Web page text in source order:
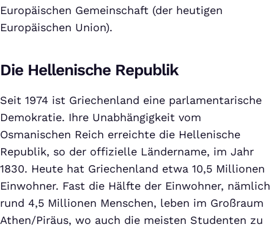
Europäischen Gemeinschaft (der heutigen
Europäischen Union).
Die Hellenische Republik
Seit 1974 ist Griechenland eine parlamentarische
Demokratie. Ihre Unabhängigkeit vom
Osmanischen Reich erreichte die Hellenische
Republik, so der offizielle Ländername, im Jahr
1830. Heute hat Griechenland etwa 10,5 Millionen
Einwohner. Fast die Hälfte der Einwohner, nämlich
rund 4,5 Millionen Menschen, leben im Großraum
Athen/Piräus, wo auch die meisten Studenten zu